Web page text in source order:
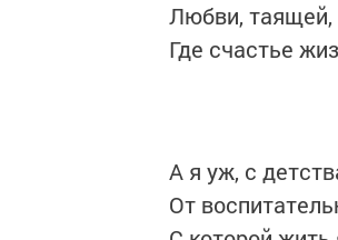
Любви, таящей,
Где счастье
А я уж, с
От